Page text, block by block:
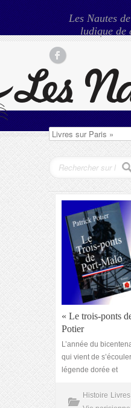
Les Nautes
ludique de
« Le trois-ponts
Potier
L’année du
qui vient de
légende dorée et
Histoire